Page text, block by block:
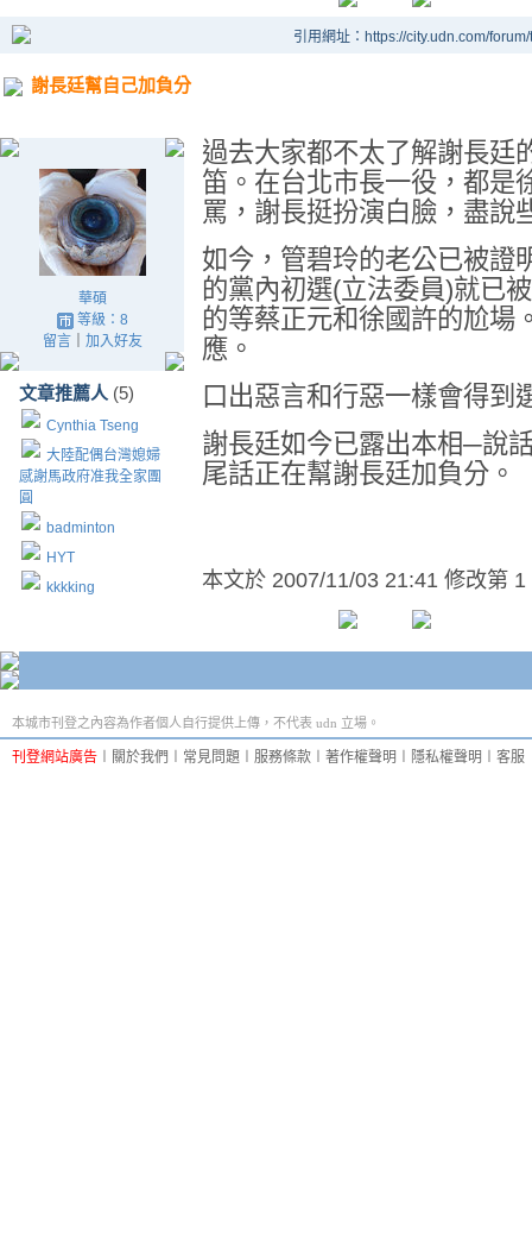
引用網址：https://city.udn.com/
謝長廷幫自己加負分
華碩
等級：8
留言｜ 加入好友
文章推薦人 (5)
Cynthia Tseng
大陸配偶台灣媳婦
感謝馬政府准我全家團
圓
badminton
HYT
kkkking
過去大家都不太了解謝長廷
笛。在台北市長一役，都是
罵，謝長挺扮演白臉，盡說
如今，管碧玲的老公已被證
的黨內初選(立法委員)就已
的等蔡正元和徐國許的尬場
應。
口出惡言和行惡一樣會得到
謝長廷如今已露出本相─說
尾話正在幫謝長廷加負分。
本文於 2007/11/03 21:41 修改第 1
本城市刊登之內容為作者個人自行提供上傳，不代表 udn 立場。
刊登網站廣告 關於我們 常見問題 服務條款 著作權聲明 隱私權聲明 客服